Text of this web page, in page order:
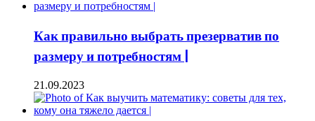
Как правильно выбрать презерватив по
размеру и потребностям |
21.09.2023